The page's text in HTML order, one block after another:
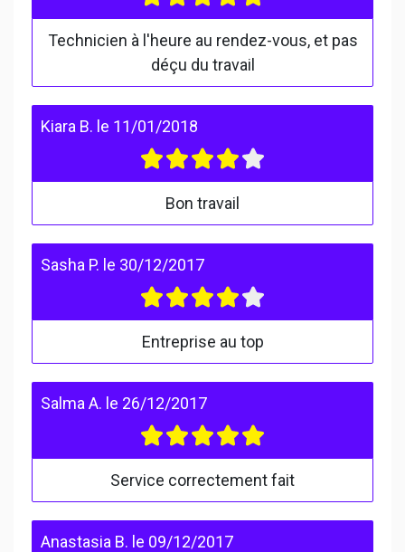
Technicien à l'heure au rendez-vous, et pas
déçu du travail
Kiara B. le 11/01/2018
Bon travail
Sasha P. le 30/12/2017
Entreprise au top
Salma A. le 26/12/2017
Service correctement fait
Anastasia B. le 09/12/2017